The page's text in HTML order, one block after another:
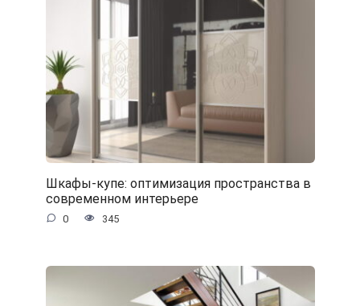
Шкафы-купе: оптимизация пространства в
современном интерьере
0 345